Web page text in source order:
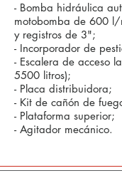
- Bomba hidráulica
motobomba de 600 l/
y registros de 3";
- Incorporador de
- Escalera de acceso
5500 litros);
- Placa distribuidora;
- Kit de cañón de
- Plataforma superior;
- Agitador mecánico.